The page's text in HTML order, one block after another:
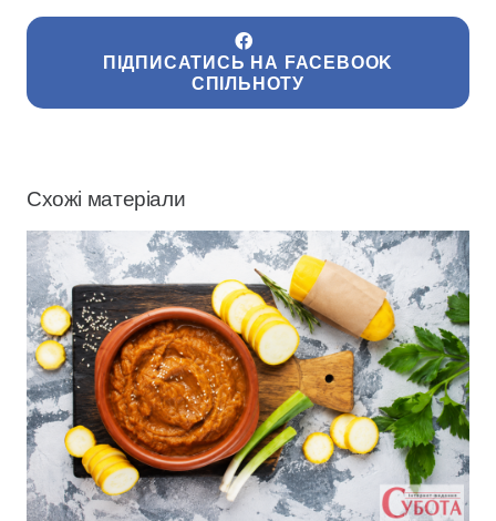
ПІДПИСАТИСЬ НА FACEBOOK
СПІЛЬНОТУ
Схожі матеріали